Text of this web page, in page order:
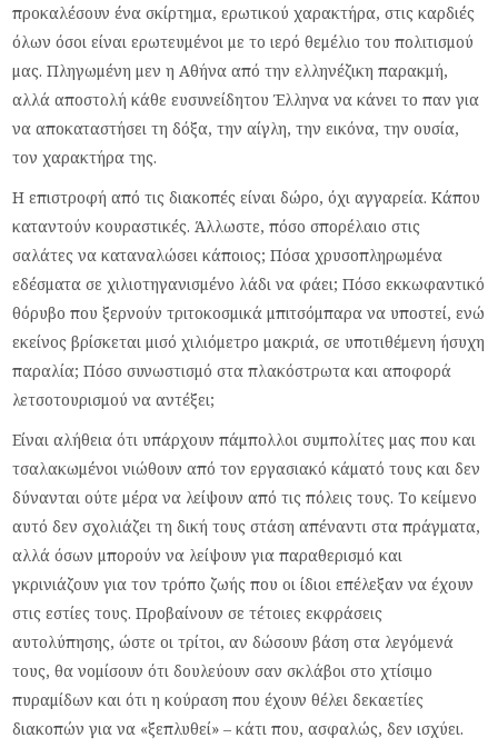
προκαλέσουν ένα σκίρτημα, ερωτικού χαρακτήρα, στις καρδιές
όλων όσοι είναι ερωτευμένοι με το ιερό θεμέλιο του πολιτισμού
μας. Πληγωμένη μεν η Αθήνα από την ελληνέζικη παρακμή,
αλλά αποστολή κάθε ευσυνείδητου Έλληνα να κάνει το παν για
να αποκαταστήσει τη δόξα, την αίγλη, την εικόνα, την ουσία,
τον χαρακτήρα της.
Η επιστροφή από τις διακοπές είναι δώρο, όχι αγγαρεία. Κάπου
καταντούν κουραστικές. Άλλωστε, πόσο σπορέλαιο στις
σαλάτες να καταναλώσει κάποιος; Πόσα χρυσοπληρωμένα
εδέσματα σε χιλιοτηγανισμένο λάδι να φάει; Πόσο εκκωφαντικό
θόρυβο που ξερνούν τριτοκοσμικά μπιτσόμπαρα να υποστεί, ενώ
εκείνος βρίσκεται μισό χιλιόμετρο μακριά, σε υποτιθέμενη ήσυχη
παραλία; Πόσο συνωστισμό στα πλακόστρωτα και αποφορά
λετσοτουρισμού να αντέξει;
Είναι αλήθεια ότι υπάρχουν πάμπολλοι συμπολίτες μας που και
τσαλακωμένοι νιώθουν από τον εργασιακό κάματό τους και δεν
δύνανται ούτε μέρα να λείψουν από τις πόλεις τους. Το κείμενο
αυτό δεν σχολιάζει τη δική τους στάση απέναντι στα πράγματα,
αλλά όσων μπορούν να λείψουν για παραθερισμό και
γκρινιάζουν για τον τρόπο ζωής που οι ίδιοι επέλεξαν να έχουν
στις εστίες τους. Προβαίνουν σε τέτοιες εκφράσεις
αυτολύπησης, ώστε οι τρίτοι, αν δώσουν βάση στα λεγόμενά
τους, θα νομίσουν ότι δουλεύουν σαν σκλάβοι στο χτίσιμο
πυραμίδων και ότι η κούραση που έχουν θέλει δεκαετίες
διακοπών για να «ξεπλυθεί» – κάτι που, ασφαλώς, δεν ισχύει.